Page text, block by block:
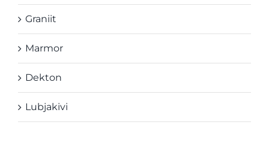
Graniit
Marmor
Dekton
Lubjakivi